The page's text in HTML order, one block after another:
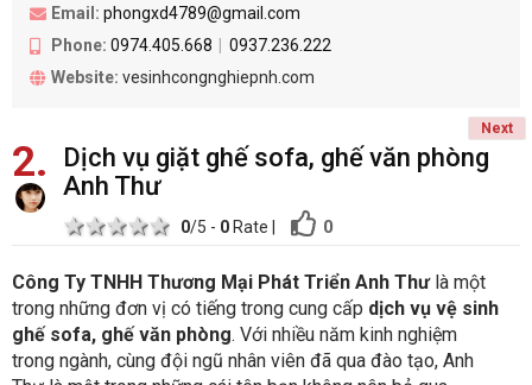
Email: phongxd4789@gmail.com
Phone: 0974.405.668
0937.236.222
Website: vesinhcongnghiepnh.com
Next
2
Dịch vụ giặt ghế sofa, ghế văn phòng
Anh Thư
5 stars
4 stars
3 stars
2 stars
1 star 0/5 - 0Rate 0
Công Ty TNHH Thương Mại Phát Triển Anh Thưlà một
trong những đơn vị có tiếng trong cung cấp dịch vụ vệ sinh
ghế sofa, ghế văn phòng. Với nhiều năm kinh nghiệm
trong ngành, cùng đội ngũ nhân viên đã qua đào tạo, Anh